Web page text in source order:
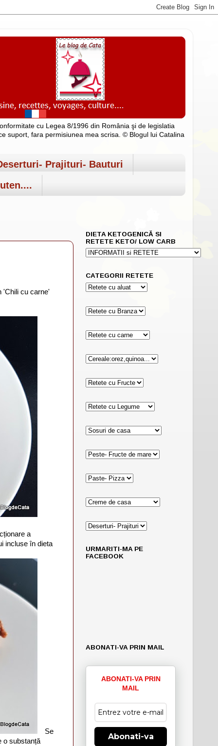
cu Legea 8/1996 din România şi de legislatia
suport, fara permisiunea mea scrisa. © Blogul lui Catalina
Prajituri- Bauturi
'Chili cu carne'
a
incluse în dieta
Se
o substanță
DIETA KETOGENICĂ SI
RETETE KETO/ LOW CARB
CATEGORII RETETE
URMARITI-MA PE
FACEBOOK
ABONATI-VA PRIN MAIL
ABONATI-VA PRIN
MAIL
Abonati-va